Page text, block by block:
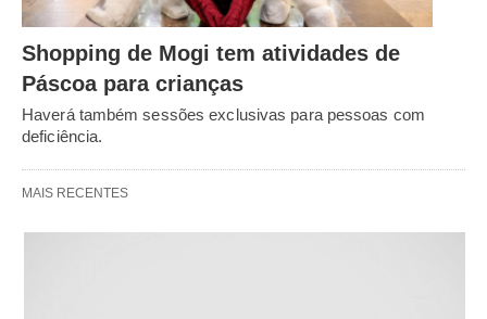
Shopping de Mogi tem atividades de
Páscoa para crianças
Haverá também sessões exclusivas para pessoas com
deficiência.
MAIS RECENTES